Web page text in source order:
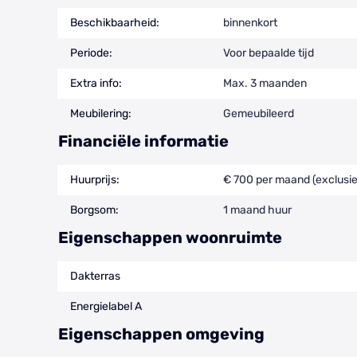
Beschikbaarheid: binnenkort
Periode: Voor bepaalde tijd
Extra info: Max. 3 maanden
Meubilering: Gemeubileerd
Financiële informatie
Huurprijs: € 700 per maand
Borgsom: 1 maand huur
Eigenschappen woonruimte
Dakterras
Energielabel A
Eigenschappen omgeving